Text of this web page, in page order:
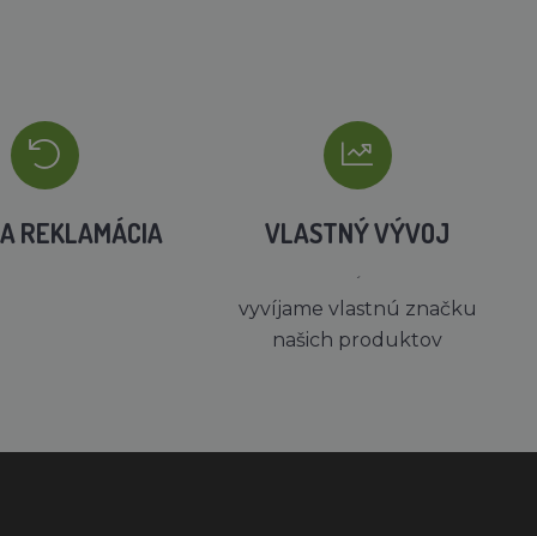
REKLAMÁCIA VLASTNÝ VÝVOJ
´
vyvíjame vlastnú značku
našich produktov